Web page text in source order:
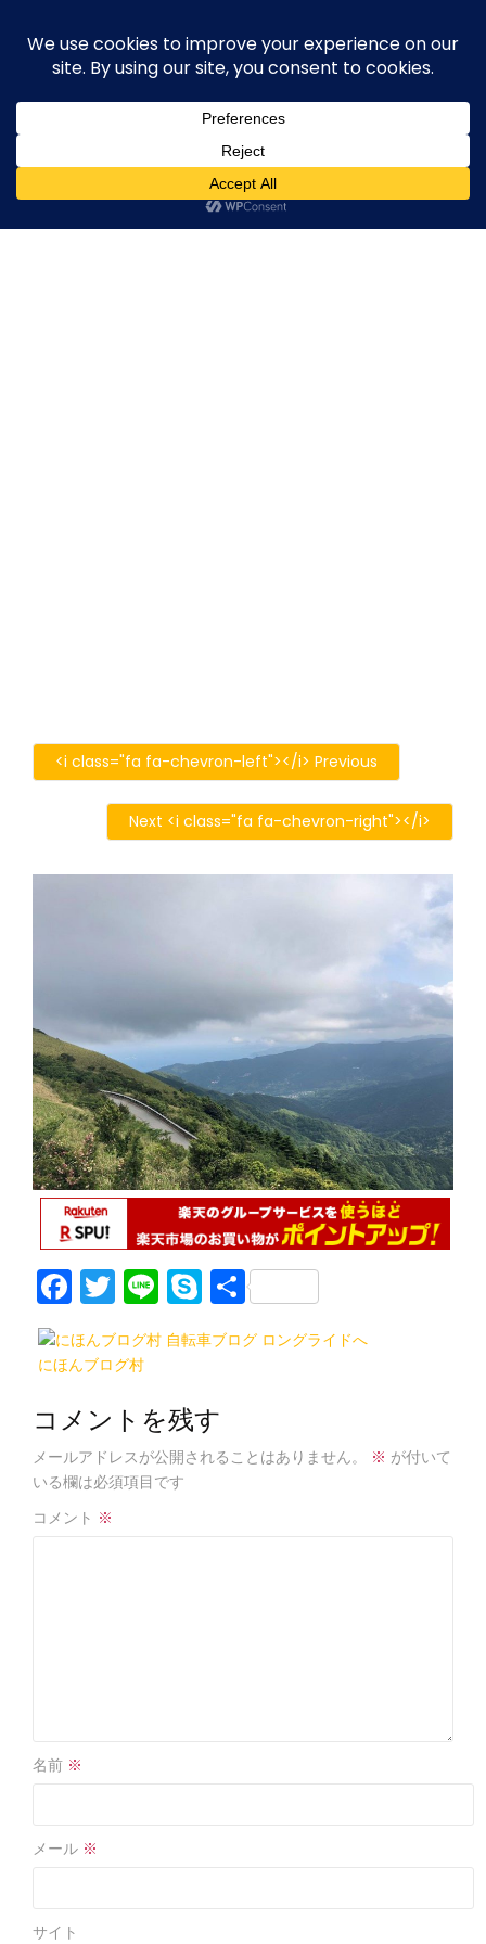
content
execute-stylife.com
upload it including a road bike of l1stylish and
other hobbies
O
O
E
20180602_062726956_iOS
20180602_062726956_iOS
l1stylish20180602_062726956_iOS
0 Comments
<i class="fa fa-chevron-left"></i> Previous
Next <i class="fa fa-chevron-right"></i>
F
a
c
b
o
o
k
T
w
itt
Li
n
e
S
k
y
e
共
有
にほんブログ村
コメントを残す
メールアドレスが公開されることはありません。 ※ が付いて
いる欄は必須項目です
コメント ※
名前 ※
メール ※
サイト